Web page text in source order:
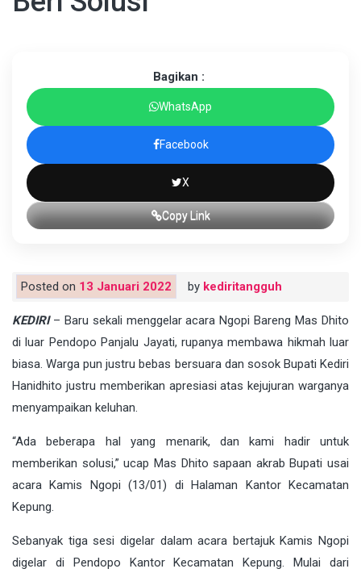
Bagikan :
WhatsApp
Facebook
X
Copy Link
Posted on 13 Januari 2022 by kediritangguh
KEDIRI– Baru sekali menggelar acara Ngopi Bareng Mas Dhito
di luar Pendopo Panjalu Jayati, rupanya membawa hikmah luar
biasa. Warga pun justru bebas bersuara dan sosok Bupati Kediri
Hanidhito justru memberikan apresiasi atas kejujuran warganya
menyampaikan keluhan.
“Ada beberapa hal yang menarik, dan kami hadir untuk
memberikan solusi,” ucap Mas Dhito sapaan akrab Bupati usai
acara Kamis Ngopi (13/01) di Halaman Kantor Kecamatan
Kepung.
Sebanyak tiga sesi digelar dalam acara bertajuk Kamis Ngopi
digelar di Pendopo Kantor Kecamatan Kepung. Mulai dari